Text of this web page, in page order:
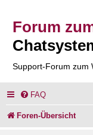
Forum
Support-Forum zum
FAQ
Foren-Übersicht